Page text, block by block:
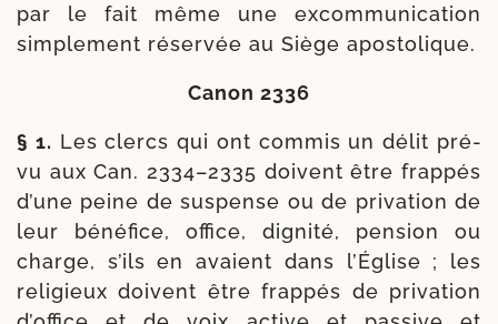
par le fait même une excom­mu­ni­ca­tion
sim­ple­ment réser­vée au Siège apostolique.
Canon 2336
§ 1. Les clercs qui ont com­mis un délit pré­
vu aux Can. 2334–2335 doivent être frap­pés
d’une peine de sus­pense ou de pri­va­tion de
leur béné­fice, office, digni­té, pen­sion ou
charge, s’ils en avaient dans l’Église ; les
reli­gieux doivent être frap­pés de pri­va­tion